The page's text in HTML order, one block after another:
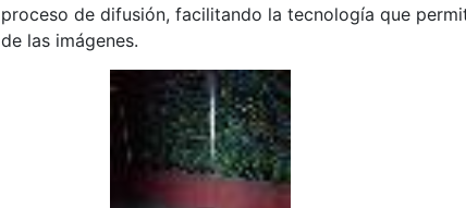
proceso de difusión, facilitando la tecnología que
de las imágenes.